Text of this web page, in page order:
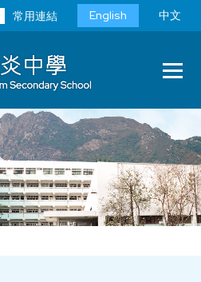
Language
switcher
English 中文
常用連結